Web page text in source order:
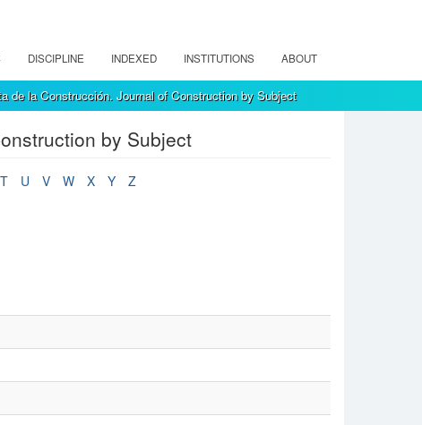
DISCIPLINE INDEXED INSTITUTIONS ABOUT
de la Construcción. Journal of Construction by Subject
by Subject
T U V W X Y Z